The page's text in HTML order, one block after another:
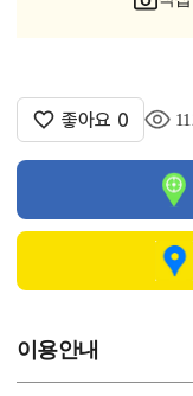
좋아요 0
이용안내